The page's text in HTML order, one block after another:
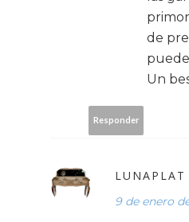
de
Un
Responder
LUNAPLAT
9 de enero